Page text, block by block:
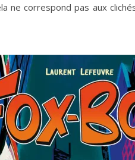
correspond pas aux